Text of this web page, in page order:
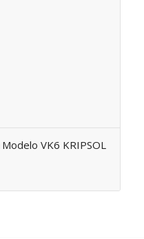
VK6 KRIPSOL